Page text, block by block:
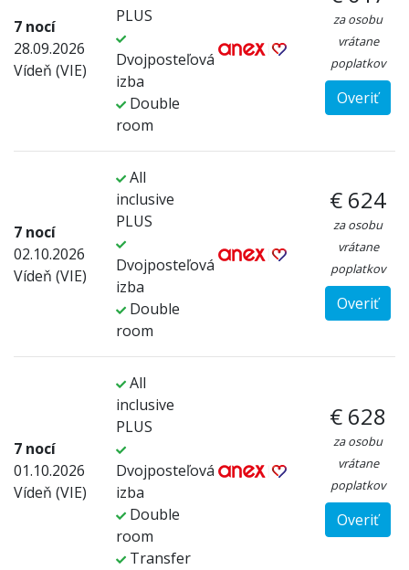
7 nocí
28.09.2026
Vídeň (VIE)
PLUS
Dvojposteľová
izba
Double
room
za osobu
vrátane
poplatkov
Overiť
7 nocí
02.10.2026
Vídeň (VIE)
All
inclusive
PLUS
Dvojposteľová
izba
Double
room
€ 624
za osobu
vrátane
poplatkov
Overiť
7 nocí
01.10.2026
Vídeň (VIE)
All
inclusive
PLUS
Dvojposteľová
izba
Double
room
Transfer
€ 628
za osobu
vrátane
poplatkov
Overiť